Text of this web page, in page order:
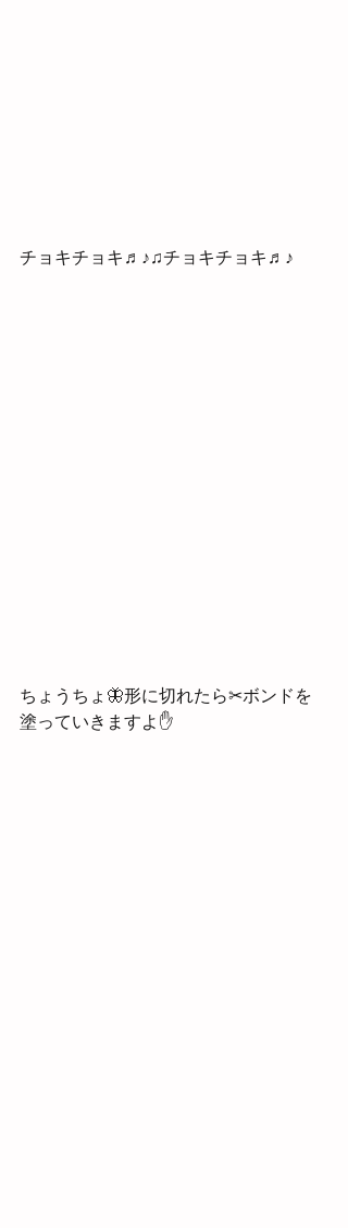
チョキチョキ♬♪♫チョキチョキ♬♪
ちょうちょ🦋形に切れたら✂ボンドを
塗っていきますよ✋